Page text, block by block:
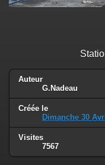
Auteur
G.Nadeau
Créée le
Dimanche 30
Visites
7567